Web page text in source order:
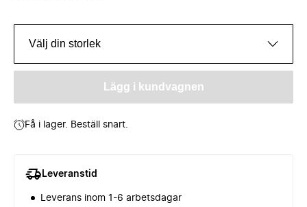
Välj din storlek
Lägg i kundvagnen
Få i lager. Beställ snart.
Leveranstid
Leverans inom 1-6 arbetsdagar